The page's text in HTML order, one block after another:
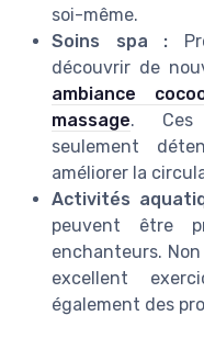
soi-même.
Soins spa :
découvrir de
ambiance
massage. Ces
seulement
améliorer la
Activités
peuvent être
enchanteurs.
excellent
également des